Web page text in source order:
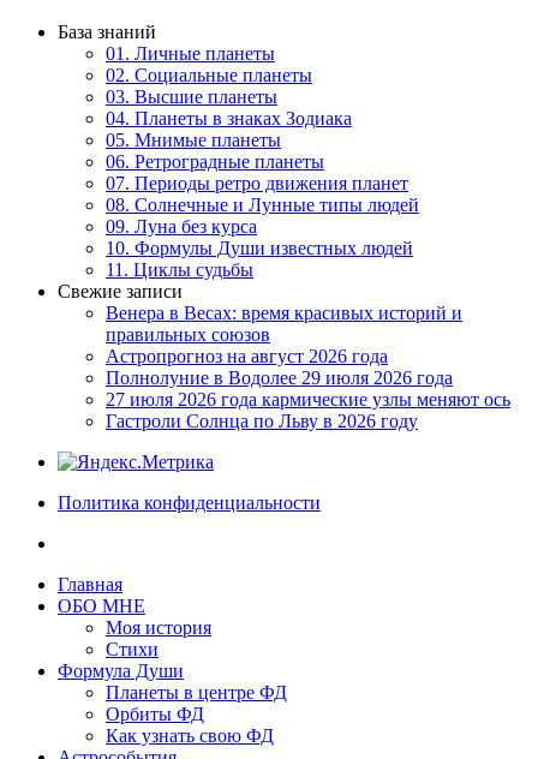
База знаний
01. Личные планеты
02. Социальные планеты
03. Высшие планеты
04. Планеты в знаках Зодиака
05. Мнимые планеты
06. Ретроградные планеты
07. Периоды ретро движения планет
08. Солнечные и Лунные типы людей
09. Луна без курса
10. Формулы Души известных людей
11. Циклы судьбы
Свежие записи
Венера в Весах: время красивых историй и
правильных союзов
Астропрогноз на август 2026 года
Полнолуние в Водолее 29 июля 2026 года
27 июля 2026 года кармические узлы меняют ось
Гастроли Солнца по Льву в 2026 году
Политика конфиденциальности
Главная
ОБО МНЕ
Моя история
Стихи
Формула Души
Планеты в центре ФД
Орбиты ФД
Как узнать свою ФД